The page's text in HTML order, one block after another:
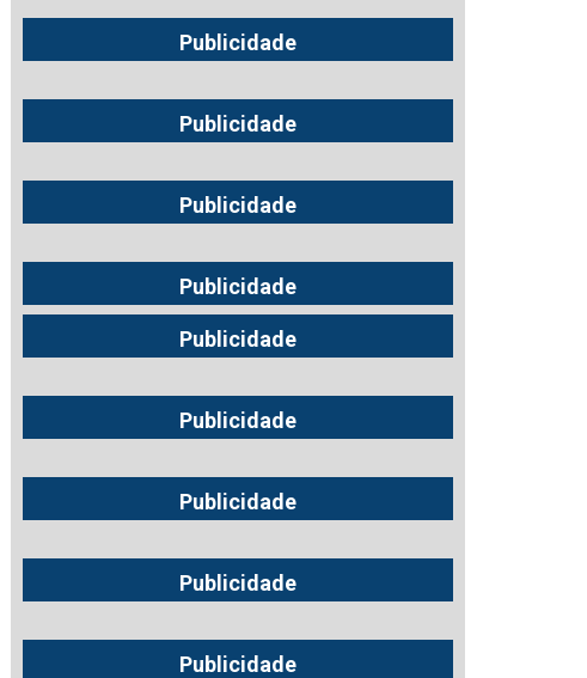
Publicidade
Publicidade
Publicidade
Publicidade
Publicidade
Publicidade
Publicidade
Publicidade
Publicidade